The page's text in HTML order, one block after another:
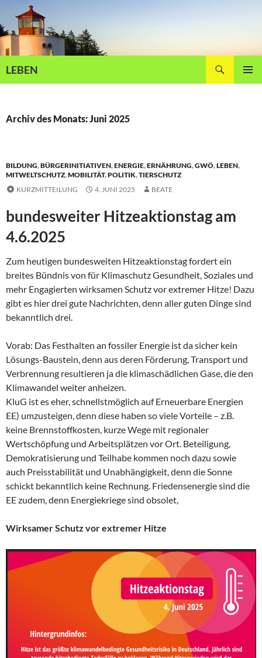
Inhalt
springen
LEBEN
Archiv des Monats: Juni 2025
BILDUNG,BÜRGERINITIATIVEN,ENERGIE,ERNÄHRUNG,GWÖ,LEBEN,
MITWELTSCHUTZ,MOBILITÄT,POLITIK,TIERSCHUTZ
KURZMITTEILUNG
4. JUNI 2025 BEATE
bundesweiter Hitzeaktionstag am
4.6.2025
Zum heutigen bundesweiten Hitzeaktionstag fordert ein
breites Bündnis von für Klimaschutz Gesundheit, Soziales und
mehr Engagierten wirksamen Schutz vor extremer Hitze! Dazu
gibt es hier drei gute Nachrichten, denn aller guten Dinge sind
bekanntlich drei.
Vorab: Das Festhalten an fossiler Energie ist da sicher kein
Lösungs-Baustein, denn aus deren Förderung, Transport und
Verbrennung resultieren ja die klimaschädlichen Gase, die den
Klimawandel weiter anheizen.
KluG ist es eher, schnellstmöglich auf Erneuerbare Energien
EE) umzusteigen, denn diese haben so viele Vorteile – z.B.
keine Brennstoffkosten, kurze Wege mit regionaler
Wertschöpfung und Arbeitsplätzen vor Ort. Beteiligung,
Demokratisierung und Teilhabe kommen noch dazu sowie
auch Preisstabilität und Unabhängigkeit, denn die Sonne
schickt bekanntlich keine Rechnung. Friedensenergie sind die
EE zudem, denn Energiekriege sind obsolet,
Wirksamer Schutz vor extremer Hitze